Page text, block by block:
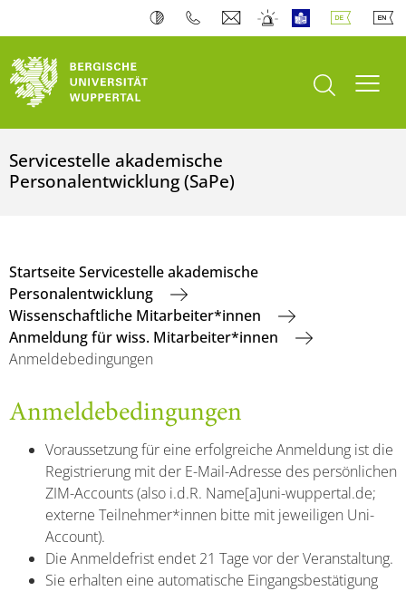
Suche öffnen
Servicestelle akademische
Personalentwicklung (SaPe)
Startseite Servicestelle akademische
Personalentwicklung
Wissenschaftliche Mitarbeiter*innen
Anmeldung für wiss. Mitarbeiter*innen
Anmeldebedingungen
Anmeldebedingungen
Voraussetzung für eine erfolgreiche Anmeldung ist die
Registrierung mit der E-Mail-Adresse des persönlichen
ZIM-Accounts (also i.d.R. Name[a]uni-wuppertal.de;
externe Teilnehmer*innen bitte mit jeweiligen Uni-
Account).
Die Anmeldefrist endet 21 Tage vor der Veranstaltung.
Sie erhalten eine automatische Eingangsbestätigung